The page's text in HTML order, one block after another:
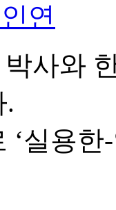
연
사와
.
‘실용